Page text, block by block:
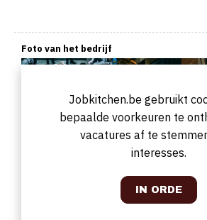
Foto van het bedrijf
Jobkitchen.be gebruikt
bepaalde voorkeuren te
vacatures af te
interesses.